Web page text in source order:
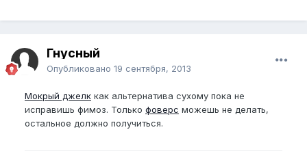
Гнусный
Опубликовано 19 сентября, 2013
Мокрый джелк как альтернатива сухому пока не
исправишь фимоз. Только фоверс можешь не делать,
остальное должно получиться.